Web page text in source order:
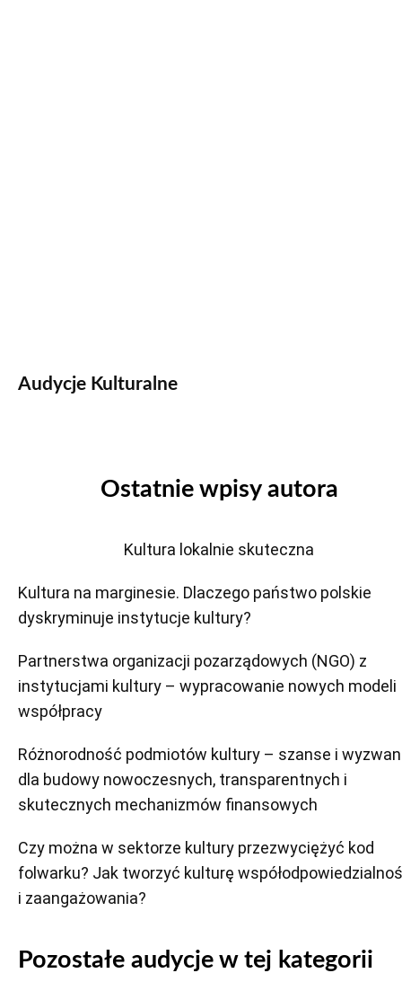
Audycje Kulturalne
Ostatnie wpisy autora
Kultura lokalnie skuteczna
Kultura na marginesie. Dlaczego państwo polskie
dyskryminuje instytucje kultury?
Partnerstwa organizacji pozarządowych (NGO) z
instytucjami kultury – wypracowanie nowych modeli
współpracy
Różnorodność podmiotów kultury – szanse i
dla budowy nowoczesnych, transparentnych i
skutecznych mechanizmów finansowych
Czy można w sektorze kultury przezwyciężyć kod
folwarku? Jak tworzyć kulturę
i zaangażowania?
Pozostałe audycje w tej kategorii